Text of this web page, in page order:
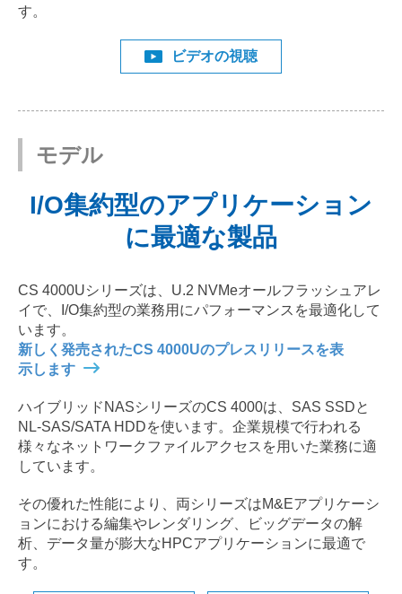
す。
ビデオの視聴
モデル
I/O集約型のアプリケーション
に最適な製品
CS 4000Uシリーズは、U.2 NVMeオールフラッシュアレ
イで、I/O集約型の業務用にパフォーマンスを最適化して
います。
新しく発売されたCS 4000Uのプレスリリースを表
示します
ハイブリッドNASシリーズのCS 4000は、SAS SSDと
NL-SAS/SATA HDDを使います。企業規模で行われる
様々なネットワークファイルアクセスを用いた業務に適
しています。
その優れた性能により、両シリーズはM&Eアプリケーシ
ョンにおける編集やレンダリング、ビッグデータの解
析、データ量が膨大なHPCアプリケーションに最適で
す。